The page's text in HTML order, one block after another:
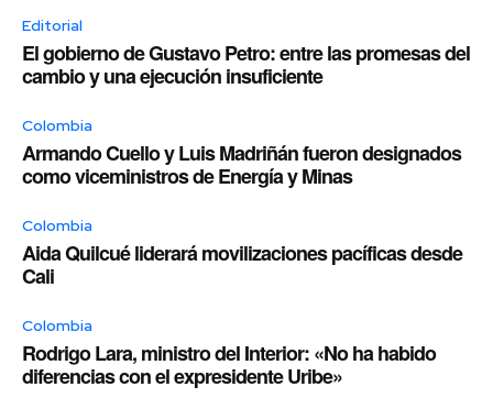
Editorial
El gobierno de Gustavo Petro: entre las promesas del
cambio y una ejecución insuficiente
Colombia
Armando Cuello y Luis Madriñán fueron designados
como viceministros de Energía y Minas
Colombia
Aida Quilcué liderará movilizaciones pacíficas desde
Cali
Colombia
Rodrigo Lara, ministro del Interior: «No ha habido
diferencias con el expresidente Uribe»